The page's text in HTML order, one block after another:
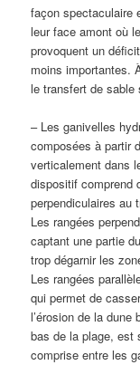
façon spectaculaire
leur face amont où
provoquent un
moins importantes.
le transfert de sable
– Les ganivelles
composées à partir
verticalement dans
dispositif comprend
perpendiculaires au
Les rangées
captant une partie
trop dégarnir les
Les rangées
qui permet de
l’érosion de la
bas de la plage, est
comprise entre les